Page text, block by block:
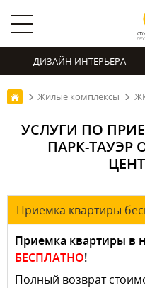
ДИЗАЙН ИНТЕРЬЕРА
Жилые комплексы
УСЛУГИ ПО
ПАРК-ТАУЭР
Приемка квартиры
Приемка квартиры в
БЕСПЛАТНО!
Полный возврат